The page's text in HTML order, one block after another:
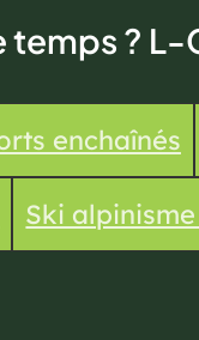
temps ?
enchaînés
Ski